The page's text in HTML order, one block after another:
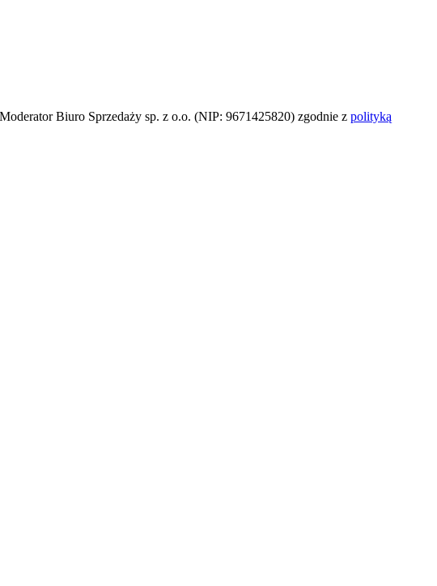
Biuro Sprzedaży sp. z o.o. (NIP: 9671425820) zgodnie z polityką